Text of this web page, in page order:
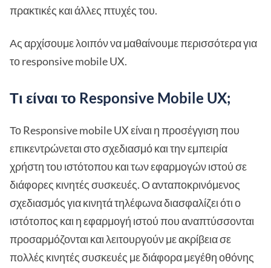
πρακτικές και άλλες πτυχές του.
Ας αρχίσουμε λοιπόν να μαθαίνουμε περισσότερα για
το responsive mobile UX.
Τι είναι το Responsive Mobile UX;
Το Responsive mobile UX είναι η προσέγγιση που
επικεντρώνεται στο σχεδιασμό και την εμπειρία
χρήστη του ιστότοπου και των εφαρμογών ιστού σε
διάφορες κινητές συσκευές. Ο ανταποκρινόμενος
σχεδιασμός για κινητά τηλέφωνα διασφαλίζει ότι ο
ιστότοπος και η εφαρμογή ιστού που αναπτύσσονται
προσαρμόζονται και λειτουργούν με ακρίβεια σε
πολλές κινητές συσκευές με διάφορα μεγέθη οθόνης